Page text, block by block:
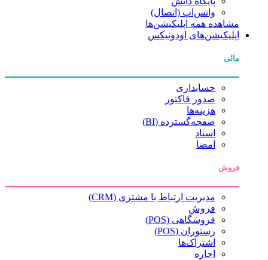
واتس‌اپ (اتصال)
مشاهده همه اپلیکیشن‌ها
اپلیکیشن‌های اودونیکس
مالی
حسابداری
صدور فاکتور
هزینه‌ها
صفحه‌گسترده (BI)
اسناد
امضا
فروش
مدیریت ارتباط با مشتری (CRM)
فروش
فروشگاهی (POS)
رستوران (POS)
اشتراک‌ها
اجاره